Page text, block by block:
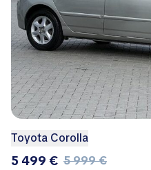
Toyota Corolla
5 499 € 5 999 €